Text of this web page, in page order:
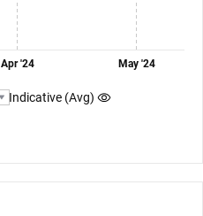
Apr '24 May '24
Indicative (Avg)